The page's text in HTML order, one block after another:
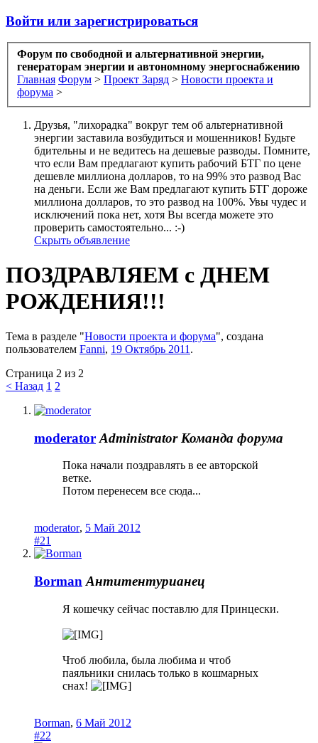
Войти или зарегистрироваться
Форум по свободной и альтернативной энергии,
генераторам энергии и автономному энергоснабжению
Главная Форум > Проект Заряд > Новости проекта и
форума >
Друзья, "лихорадка" вокруг тем об альтернативной
энергии заставила возбудиться и мошенников! Будьте
бдительны и не ведитесь на дешевые разводы. Помните,
что если Вам предлагают купить рабочий БТГ по цене
дешевле миллиона долларов, то на 99% это развод Вас
на деньги. Если же Вам предлагают купить БТГ дороже
миллиона долларов, то это развод на 100%. Увы чудес и
исключений пока нет, хотя Вы всегда можете это
проверить самостоятельно... :-)
Скрыть объявление
ПОЗДРАВЛЯЕМ с ДНЕМ
РОЖДЕНИЯ!!!
Тема в разделе "Новости проекта и форума", создана
пользователем Fanni, 19 Октябрь 2011 .
Страница 2 из 2
< Назад 1 2
moderator Administrator Команда форума
Пока начали поздравлять в ее авторской
ветке.
Потом перенесем все сюда...
moderator, 5 Май 2012
#21
Borman Антитентурианец
Я кошечку сейчас поставлю для Принцески.
Чтоб любила, была любима и чтоб
паяльники снилась только в кошмарных
снах!
Borman, 6 Май 2012
#22